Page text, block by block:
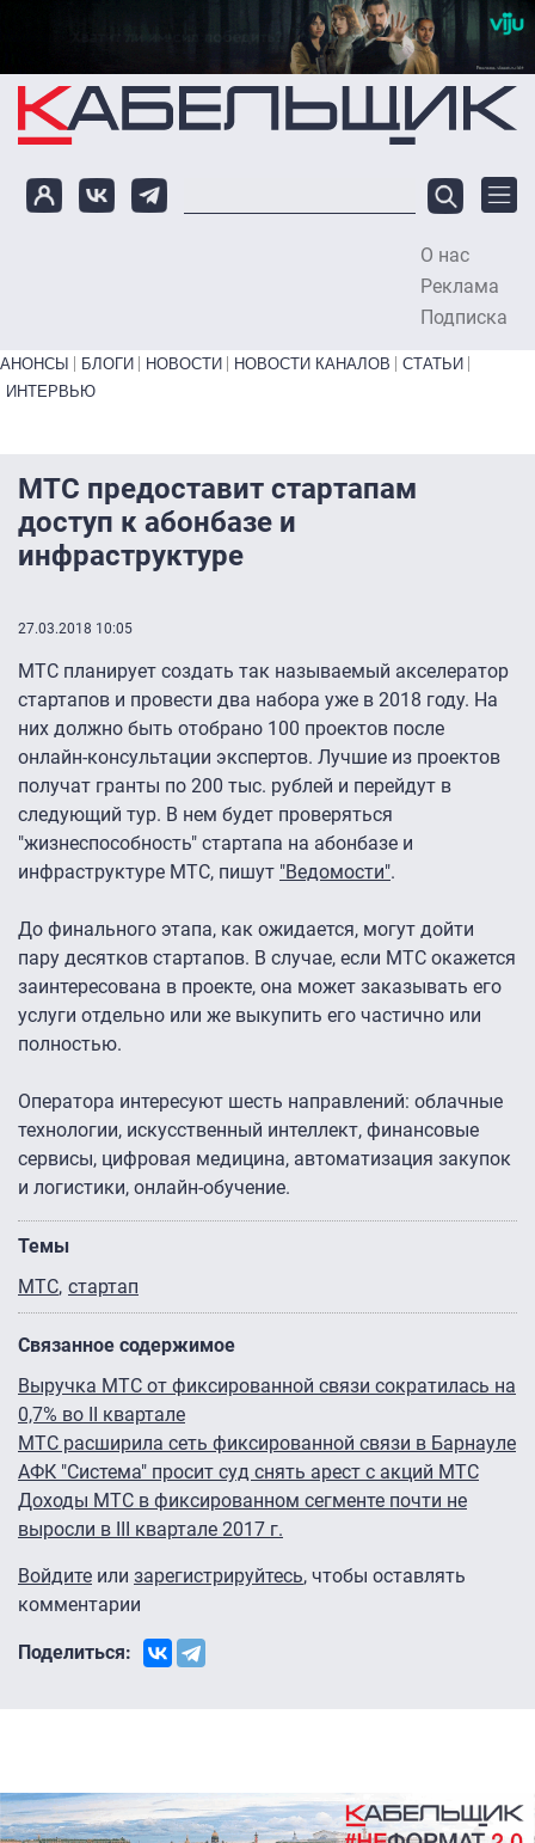
Перейти к основному содержанию
О нас
Реклама
Подписка
Primary links bottom
АНОНСЫ БЛОГИ НОВОСТИ НОВОСТИ КАНАЛОВ
СТАТЬИ
ИНТЕРВЬЮ
МТС предоставит стартапам
доступ к абонбазе и
инфраструктуре
27.03.2018 10:05
МТС планирует создать так называемый акселератор
стартапов и провести два набора уже в 2018 году. На
них должно быть отобрано 100 проектов после
онлайн-консультации экспертов. Лучшие из проектов
получат гранты по 200 тыс. рублей и перейдут в
следующий тур. В нем будет проверяться
"жизнеспособность" стартапа на абонбазе и
инфраструктуре МТС, пишут "Ведомости".
До финального этапа, как ожидается, могут дойти
пару десятков стартапов. В случае, если МТС окажется
заинтересована в проекте, она может заказывать его
услуги отдельно или же выкупить его частично или
полностью.
Оператора интересуют шесть направлений: облачные
технологии, искусственный интеллект, финансовые
сервисы, цифровая медицина, автоматизация закупок
и логистики, онлайн-обучение.
Темы
МТС стартап
Связанное содержимое
Выручка МТС от фиксированной связи сократилась на
0,7% во II квартале
МТС расширила сеть фиксированной связи в Барнауле
АФК "Система" просит суд снять арест с акций МТС
Доходы МТС в фиксированном сегменте почти не
выросли в III квартале 2017 г.
Войдите или зарегистрируйтесь, чтобы оставлять
комментарии
Поделиться: